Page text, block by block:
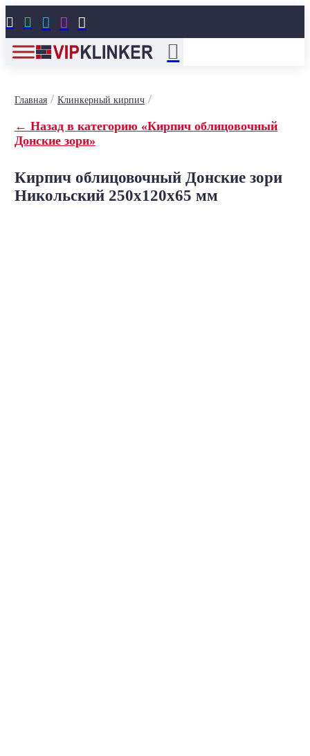
    
Главная/ Клинкерный кирпич/
← Назад в категорию «Кирпич облицовочный
Донские зори»
Кирпич облицовочный Донские зори
Никольский 250x120x65 мм